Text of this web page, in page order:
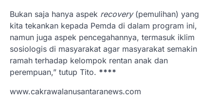
Bukan saja hanya aspek recovery(pemulihan) yang
kita tekankan kepada Pemda di dalam program ini,
namun juga aspek pencegahannya, termasuk iklim
sosiologis di masyarakat agar masyarakat semakin
ramah terhadap kelompok rentan anak dan
perempuan,” tutup Tito. ****
www.cakrawalanusantaranews.com